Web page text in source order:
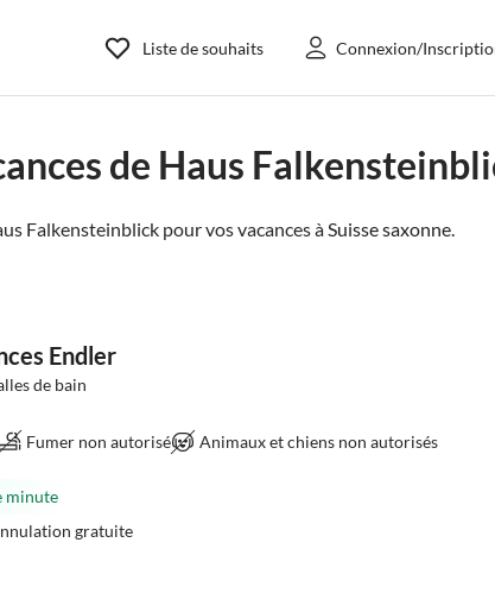
Liste de souhaits Connexion/
de Haus
Falkensteinblick pour vos vacances àSuisse saxonne.
Endler
de bain
Fumer non autorisé Animaux et chiens non autorisés
minute
gratuite